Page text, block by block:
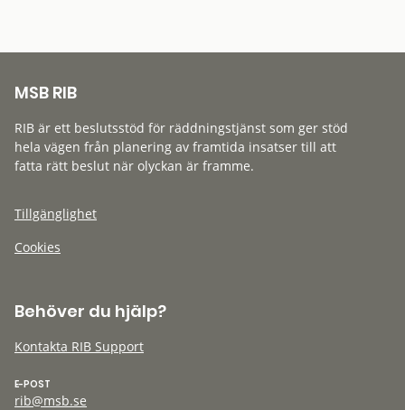
MSB RIB
RIB är ett beslutsstöd för räddningstjänst som ger stöd
hela vägen från planering av framtida insatser till att
fatta rätt beslut när olyckan är framme.
Tillgänglighet
Cookies
Behöver du hjälp?
Kontakta RIB Support
E-POST
rib@msb.se